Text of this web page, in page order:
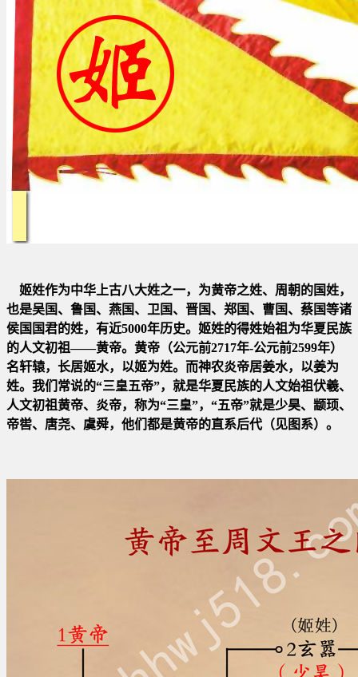
姬姓作为中华上古八大姓之一，为黄帝之姓、周朝的国姓，
也是吴国、鲁国、燕国、卫国、晋国、郑国、曹国、蔡国等诸
侯国国君的姓，有近5000年历史。 姬姓的得姓始祖为华夏民族
的人文初祖——黄帝。黄帝（公元前2717年-公元前2599年）
名轩辕，长居姬水，以姬为姓。而神农炎帝居姜水，以姜为
姓。我们常说的“三皇五帝”，就是华夏民族的人文始祖伏羲、
人文初祖黄帝、炎帝，称为“三皇”，“五帝”就是少昊、颛顼、
帝喾、唐尧、虞舜，他们都是黄帝的直系后代（见图系）。